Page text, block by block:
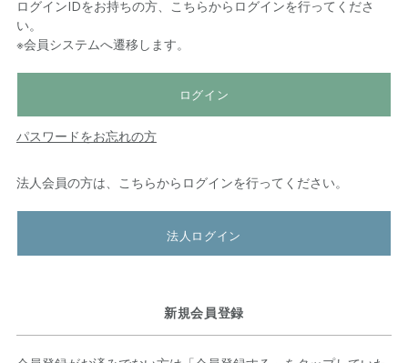
ログインIDをお持ちの方、こちらからログインを行ってくださ
い。
※会員システムへ遷移します。
ログイン
パスワードをお忘れの方
法人会員の方は、こちらからログインを行ってください。
法人ログイン
新規会員登録